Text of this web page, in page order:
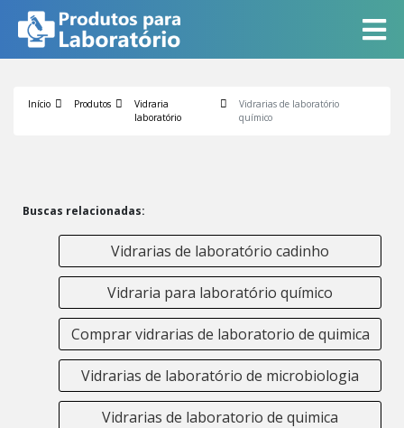
Início Produtos
Vidraria
laboratório
Vidrarias de laboratório
químico
Buscas relacionadas:
Vidrarias de laboratório cadinho
Vidraria para laboratório químico
Comprar vidrarias de laboratorio de quimica
Vidrarias de laboratório de microbiologia
Vidrarias de laboratorio de quimica